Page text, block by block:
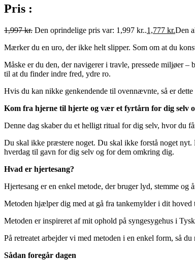
Pris :
1,997kr. Den oprindelige pris var: 1,997 kr..1,777 kr.Den
Mærker du en uro, der ikke helt slipper. Som om at du
Måske er du den, der navigerer i travle, pressede miljøer
til at du finder indre fred, ydre ro.
Hvis du kan nikke genkendende til ovennævnte, så er
Kom fra hjerne til hjerte og vær et fyrtårn for dig selv
Denne dag skaber du et helligt ritual for dig selv, hvor du
Du skal ikke præstere noget. Du skal ikke forstå noget
hverdag til gavn for dig selv og for dem omkring dig.
Hvad er hjertesang?
Hjertesang er en enkel metode, der bruger lyd, stemme
Metoden hjælper dig med at gå fra tankemylder i dit
Metoden er inspireret af mit ophold på syngesygehus i
På retreatet arbejder vi med metoden i en enkel form, så
Sådan foregår dagen